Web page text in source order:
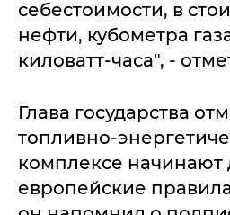
себестоимости, в
нефти, кубометра
киловатт-часа", -
Глава государства
топливно-
комплексе начинают
европейские